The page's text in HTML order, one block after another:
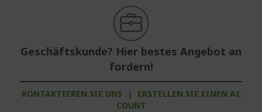
Geschäftskunde? Hier bestes Angebot an
fordern!
KONTAKTIEREN SIE UNS |
ERSTELLEN SIE EINEN AC
COUNT